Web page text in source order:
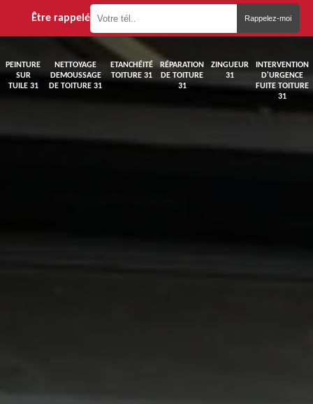
Être rappelé
PEINTURE
SUR
TUILE 31
NETTOYAGE
DEMOUSSAGE
DE TOITURE 31
ETANCHÉITÉ
TOITURE 31
RÉPARATION
DE TOITURE
31
ZINGUEUR
31
INTERVENTION
D'URGENCE
FUITE TOITURE
31